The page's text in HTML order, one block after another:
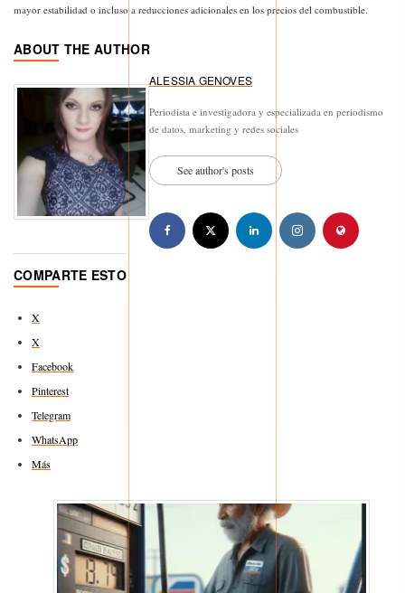
mayor estabilidad o incluso a reducciones adicionales en los precios del combustible.
ABOUT THE AUTHOR
ALESSIA GENOVES
Periodista e investigadora y especializada en periodismo
de datos, marketing y redes sociales
See author's posts
COMPARTE ESTO
X
X
Facebook
Pinterest
Telegram
WhatsApp
Más